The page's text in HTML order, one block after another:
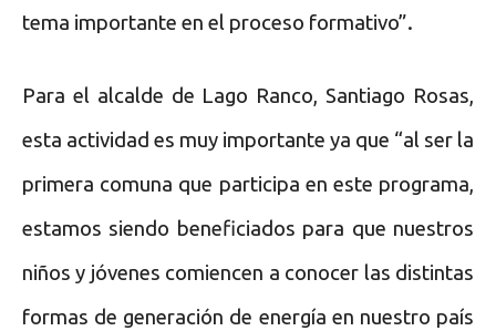
tema importante en el proceso formativo”.
Para el alcalde de Lago Ranco, Santiago Rosas,
esta actividad es muy importante ya que “al ser la
primera comuna que participa en este programa,
estamos siendo beneficiados para que nuestros
niños y jóvenes comiencen a conocer las distintas
formas de generación de energía en nuestro país